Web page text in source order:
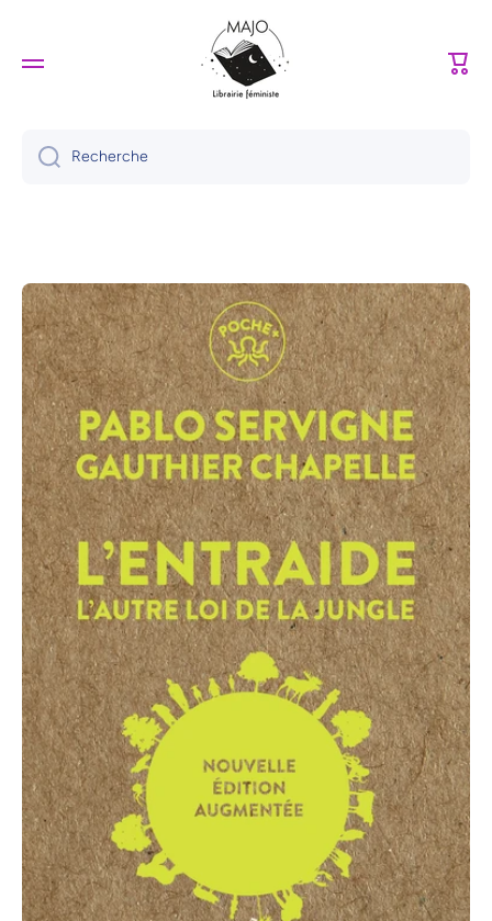
Ignorer et passer au contenu
Recherche
Passer aux informations produits